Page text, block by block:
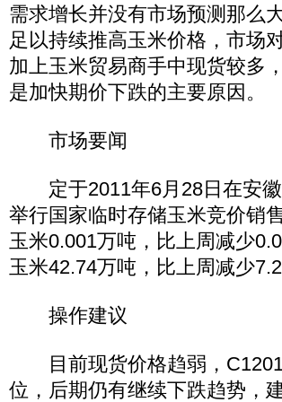
需求增长并没有市场预测那么
足以持续推高玉米价格，市场
加上玉米贸易商手中现货较多
是加快期价下跌的主要原因。
市场要闻
定于2011年6月28日在安徽
举行国家临时存储玉米竞价销
玉米0.001万吨，比上周减少
玉米42.74万吨，比上周减少
操作建议
目前现货价格趋弱，C1201
位，后期仍有继续下跌趋势，